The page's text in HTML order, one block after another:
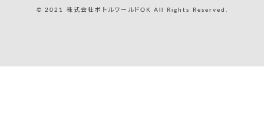
© 2021 株式会社ボトルワールドOK All Rights Reserved.